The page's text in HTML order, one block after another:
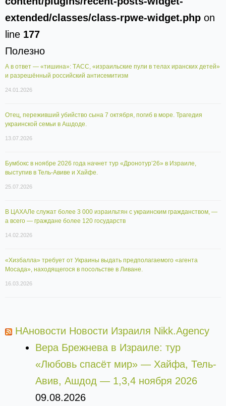
extended/classes/class-rpwe-widget.php on
line 177
Полезно
А в ответ — «тишина»: ТАСС, «израильские пули в телах иранских детей»
и разрешённый российский антисемитизм
24.01.2026
Отец, переживший убийство сына 7 октября, погиб в море. Трагедия
украинской семьи в Ашдоде.
13.07.2026
Бумбокс в ноябре 2026 года начнет тур «Дронотур’26» в Израиле,
выступив в Тель-Авиве и Хайфе.
25.07.2026
В ЦАХАЛе служат более 3 000 израильтян с украинским гражданством, —
а всего — граждане более 120 государств
14.02.2026
«Хизбалла» требует от Украины выдать предполагаемого «агента
Мосада», находящегося в посольстве в Ливане.
16.03.2026
НАновости Новости Израиля Nikk.Agency
Вера Брежнева в Израиле: тур
«Любовь спасёт мир» — Хайфа, Тель-
Авив, Ашдод — 1,3,4 ноября 2026
09.08.2026